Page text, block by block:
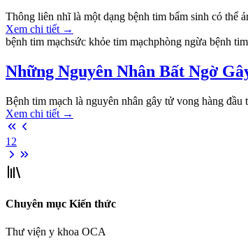
Thông liên nhĩ là một dạng bệnh tim bẩm sinh có thể
Xem chi tiết →
bệnh tim mạchsức khỏe tim mạchphòng ngừa bệnh tim
Những Nguyên Nhân Bất Ngờ
Bệnh tim mạch là nguyên nhân gây tử vong hàng
Xem chi tiết →
1 2
Chuyên mục Kiến thức
Thư viện y khoa OCA